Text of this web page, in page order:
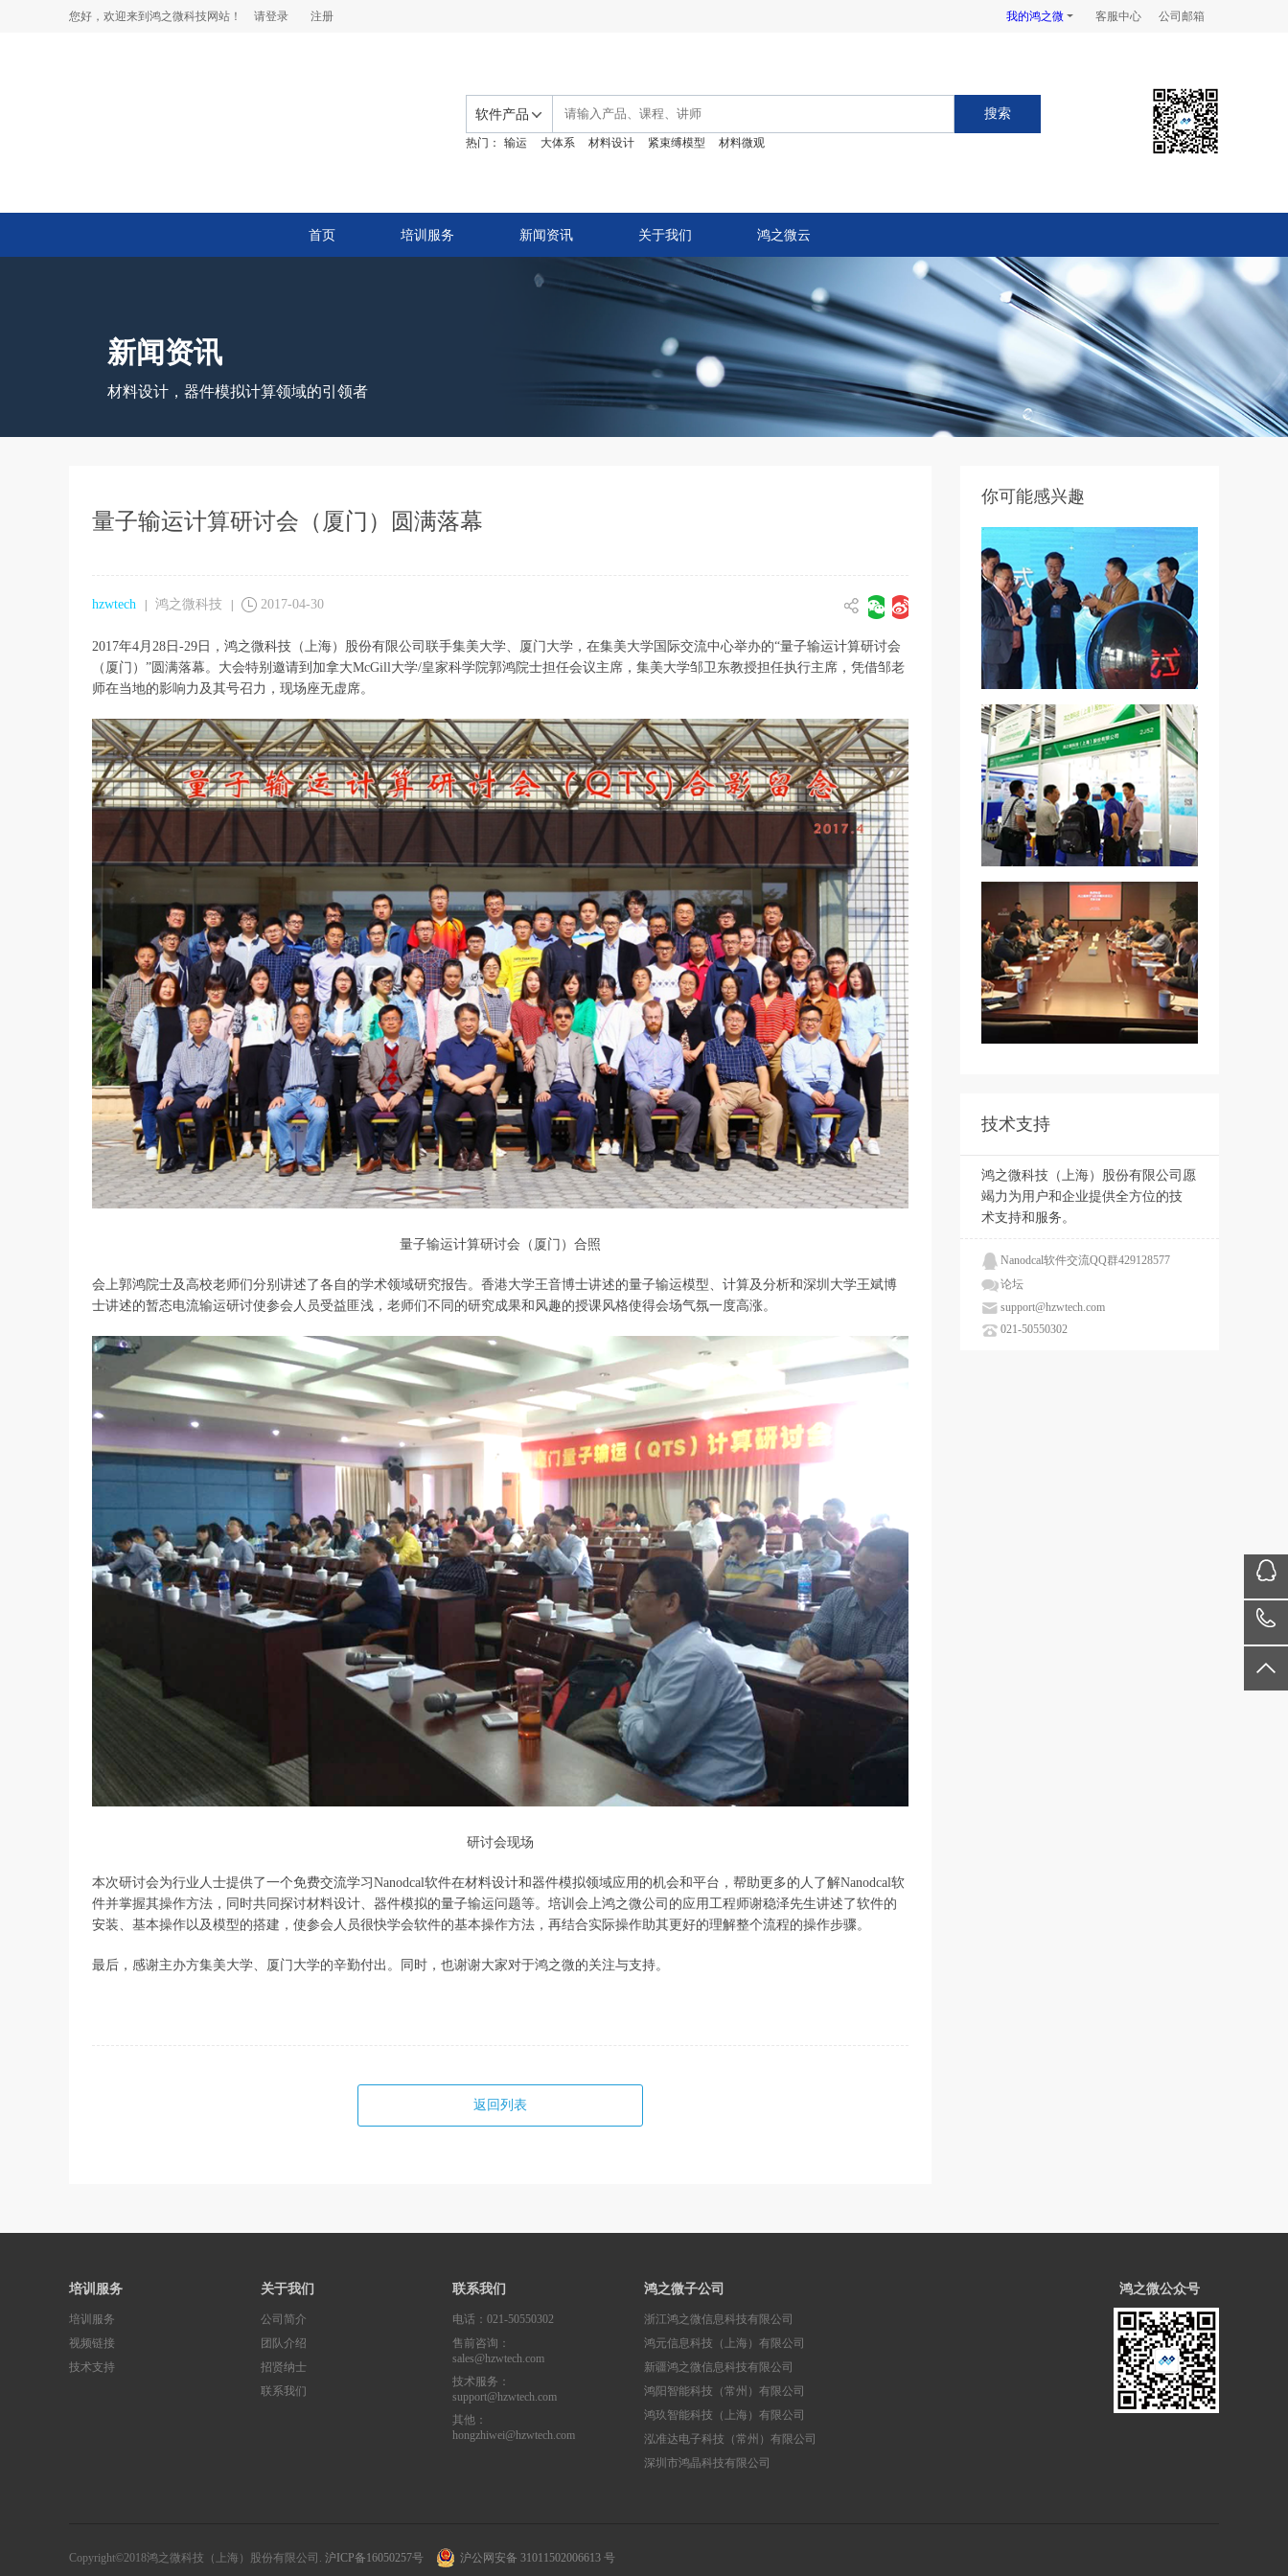
您好，欢迎来到鸿之微科技网站！ 请登录 注册 我的鸿之微 客服中心 公司邮箱
软件产品 搜索
热门： 输运 大体系 材料设计 紧束缚模型 材料微观
首页 培训服务 新闻资讯 关于我们 鸿之微云
新闻资讯
材料设计，器件模拟计算领域的引领者
量子输运计算研讨会（厦门）圆满落幕
hzwtech | 鸿之微科技 | 2017-04-30
2017年4月28日-29日，鸿之微科技（上海）股份有限公司联手集美大学、厦门大学，在集美大学国际交流中心举办的“量子输运计算研讨会
（厦门）”圆满落幕。大会特别邀请到加拿大McGill大学/皇家科学院郭鸿院士担任会议主席，集美大学邹卫东教授担任执行主席，凭借邹老
师在当地的影响力及其号召力，现场座无虚席。
量子输运计算研讨会（厦门）合照
会上郭鸿院士及高校老师们分别讲述了各自的学术领域研究报告。香港大学王音博士讲述的量子输运模型、计算及分析和深圳大学王斌博
士讲述的暂态电流输运研讨使参会人员受益匪浅，老师们不同的研究成果和风趣的授课风格使得会场气氛一度高涨。
研讨会现场
本次研讨会为行业人士提供了一个免费交流学习Nanodcal软件在材料设计和器件模拟领域应用的机会和平台，帮助更多的人了解Nanodcal软
件并掌握其操作方法，同时共同探讨材料设计、器件模拟的量子输运问题等。培训会上鸿之微公司的应用工程师谢稳泽先生讲述了软件的
安装、基本操作以及模型的搭建，使参会人员很快学会软件的基本操作方法，再结合实际操作助其更好的理解整个流程的操作步骤。
最后，感谢主办方集美大学、厦门大学的辛勤付出。同时，也谢谢大家对于鸿之微的关注与支持。
返回列表
你可能感兴趣
技术支持
鸿之微科技（上海）股份有限公司愿
竭力为用户和企业提供全方位的技
术支持和服务。
Nanodcal软件交流QQ群429128577
论坛
support@hzwtech.com
021-50550302
培训服务
培训服务
视频链接
技术支持
关于我们
公司简介
团队介绍
招贤纳士
联系我们
联系我们
电话：021-50550302
售前咨询：
sales@hzwtech.com
技术服务：
support@hzwtech.com
其他：
hongzhiwei@hzwtech.com
鸿之微子公司
浙江鸿之微信息科技有限公司
鸿元信息科技（上海）有限公司
新疆鸿之微信息科技有限公司
鸿阳智能科技（常州）有限公司
鸿玖智能科技（上海）有限公司
泓准达电子科技（常州）有限公司
深圳市鸿晶科技有限公司
鸿之微公众号
Copyright©2018鸿之微科技（上海）股份有限公司. 沪ICP备16050257号 沪公网安备 31011502006613 号